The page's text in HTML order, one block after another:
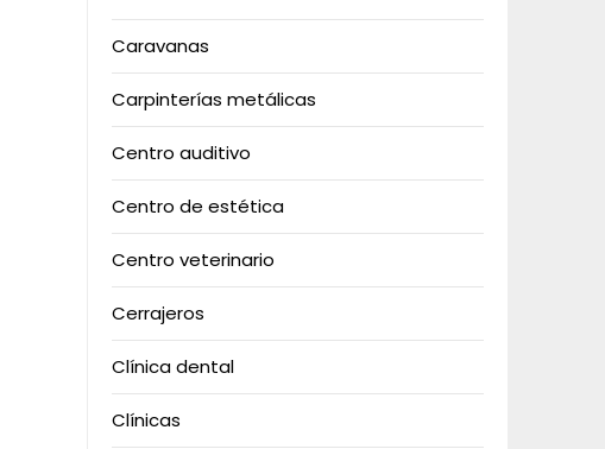
Caravanas
Carpinterías metálicas
Centro auditivo
Centro de estética
Centro veterinario
Cerrajeros
Clínica dental
Clínicas